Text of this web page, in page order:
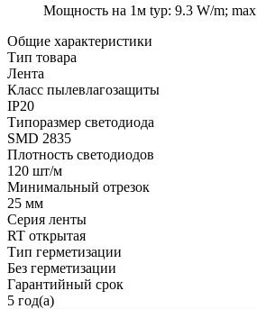
Мощность на 1м typ: 9.3 W/m;
Общие характеристики
Тип товара
Лента
Класс пылевлагозащиты
IP20
Типоразмер светодиода
SMD 2835
Плотность светодиодов
120 шт/м
Минимальный отрезок
25 мм
Серия ленты
RT открытая
Тип герметизации
Без герметизации
Гарантийный срок
5 год(а)